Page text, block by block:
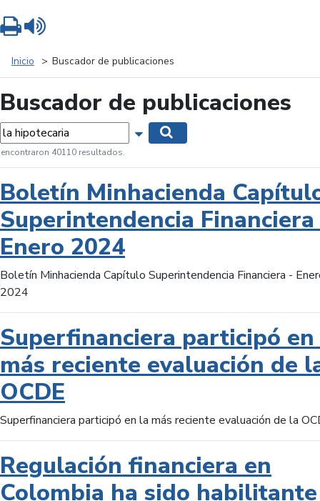
Inicio Buscador de publicaciones
Buscador de publicaciones
Mostrar opciones de búsqueda
encontraron 40110 resultados.
Boletín Minhacienda
Superintendencia
Enero 2024
Boletín Minhacienda Capítulo Superintendencia Financiera -
2024
Superfinanciera participó
más reciente evaluación de
OCDE
Superfinanciera participó en la más reciente evaluación de la
Regulación financiera en
Colombia ha sido habilitante
Imprimir